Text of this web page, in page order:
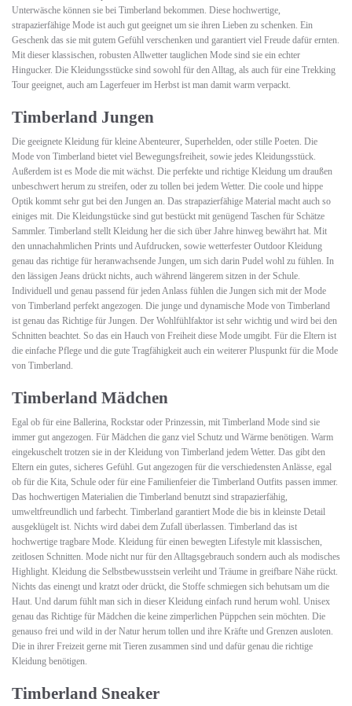
Unterwäsche können sie bei Timberland bekommen. Diese hochwertige,
strapazierfähige Mode ist auch gut geeignet um sie ihren Lieben zu schenken. Ein
Geschenk das sie mit gutem Gefühl verschenken und garantiert viel Freude dafür ernten.
Mit dieser klassischen, robusten Allwetter tauglichen Mode sind sie ein echter
Hingucker. Die Kleidungsstücke sind sowohl für den Alltag, als auch für eine Trekking
Tour geeignet, auch am Lagerfeuer im Herbst ist man damit warm verpackt.
Timberland Jungen
Die geeignete Kleidung für kleine Abenteurer, Superhelden, oder stille Poeten. Die
Mode von Timberland bietet viel Bewegungsfreiheit, sowie jedes Kleidungsstück.
Außerdem ist es Mode die mit wächst. Die perfekte und richtige Kleidung um draußen
unbeschwert herum zu streifen, oder zu tollen bei jedem Wetter. Die coole und hippe
Optik kommt sehr gut bei den Jungen an. Das strapazierfähige Material macht auch so
einiges mit. Die Kleidungstücke sind gut bestückt mit genügend Taschen für Schätze
Sammler. Timberland stellt Kleidung her die sich über Jahre hinweg bewährt hat. Mit
den unnachahmlichen Prints und Aufdrucken, sowie wetterfester Outdoor Kleidung
genau das richtige für heranwachsende Jungen, um sich darin Pudel wohl zu fühlen. In
den lässigen Jeans drückt nichts, auch während längerem sitzen in der Schule.
Individuell und genau passend für jeden Anlass fühlen die Jungen sich mit der Mode
von Timberland perfekt angezogen. Die junge und dynamische Mode von Timberland
ist genau das Richtige für Jungen. Der Wohlfühlfaktor ist sehr wichtig und wird bei den
Schnitten beachtet. So das ein Hauch von Freiheit diese Mode umgibt. Für die Eltern ist
die einfache Pflege und die gute Tragfähigkeit auch ein weiterer Pluspunkt für die Mode
von Timberland.
Timberland Mädchen
Egal ob für eine Ballerina, Rockstar oder Prinzessin, mit Timberland Mode sind sie
immer gut angezogen. Für Mädchen die ganz viel Schutz und Wärme benötigen. Warm
eingekuschelt trotzen sie in der Kleidung von Timberland jedem Wetter. Das gibt den
Eltern ein gutes, sicheres Gefühl. Gut angezogen für die verschiedensten Anlässe, egal
ob für die Kita, Schule oder für eine Familienfeier die Timberland Outfits passen immer.
Das hochwertigen Materialien die Timberland benutzt sind strapazierfähig,
umweltfreundlich und farbecht. Timberland garantiert Mode die bis in kleinste Detail
ausgeklügelt ist. Nichts wird dabei dem Zufall überlassen. Timberland das ist
hochwertige tragbare Mode. Kleidung für einen bewegten Lifestyle mit klassischen,
zeitlosen Schnitten. Mode nicht nur für den Alltagsgebrauch sondern auch als modisches
Highlight. Kleidung die Selbstbewusstsein verleiht und Träume in greifbare Nähe rückt.
Nichts das einengt und kratzt oder drückt, die Stoffe schmiegen sich behutsam um die
Haut. Und darum fühlt man sich in dieser Kleidung einfach rund herum wohl. Unisex
genau das Richtige für Mädchen die keine zimperlichen Püppchen sein möchten. Die
genauso frei und wild in der Natur herum tollen und ihre Kräfte und Grenzen ausloten.
Die in ihrer Freizeit gerne mit Tieren zusammen sind und dafür genau die richtige
Kleidung benötigen.
Timberland Sneaker